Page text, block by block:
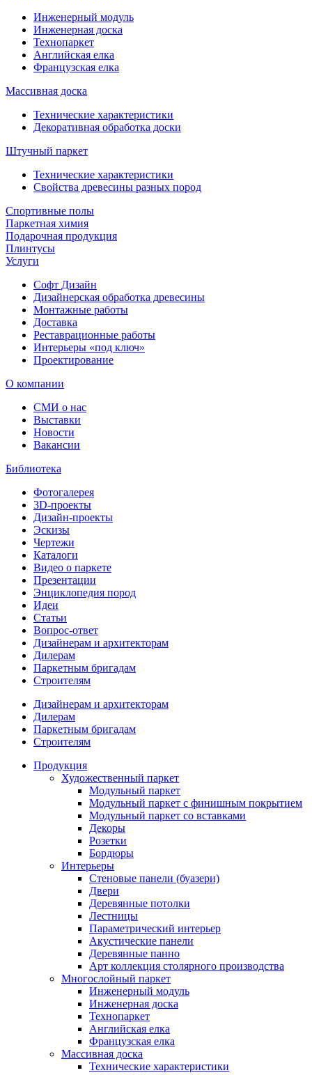
Инженерный модуль
Инженерная доска
Технопаркет
Английская елка
Французская елка
Массивная доска
Технические характеристики
Декоративная обработка доски
Штучный паркет
Технические характеристики
Свойства древесины разных пород
Спортивные полы
Паркетная химия
Подарочная продукция
Плинтусы
Услуги
Софт Дизайн
Дизайнерская обработка древесины
Монтажные работы
Доставка
Реставрационные работы
Интерьеры «под ключ»
Проектирование
О компании
СМИ о нас
Выставки
Новости
Вакансии
Библиотека
Фотогалерея
3D-проекты
Дизайн-проекты
Эскизы
Чертежи
Каталоги
Видео о паркете
Презентации
Энциклопедия пород
Идеи
Статьи
Вопрос-ответ
Дизайнерам и архитекторам
Дилерам
Паркетным бригадам
Строителям
Дизайнерам и архитекторам
Дилерам
Паркетным бригадам
Строителям
Продукция
Художественный паркет
Модульный паркет
Модульный паркет с финишным покрытием
Модульный паркет со вставками
Декоры
Розетки
Бордюры
Интерьеры
Стеновые панели (буазери)
Двери
Деревянные потолки
Лестницы
Параметрический интерьер
Акустические панели
Деревянные панно
Арт коллекция столярного производства
Многослойный паркет
Инженерный модуль
Инженерная доска
Технопаркет
Английская елка
Французская елка
Массивная доска
Технические характеристики